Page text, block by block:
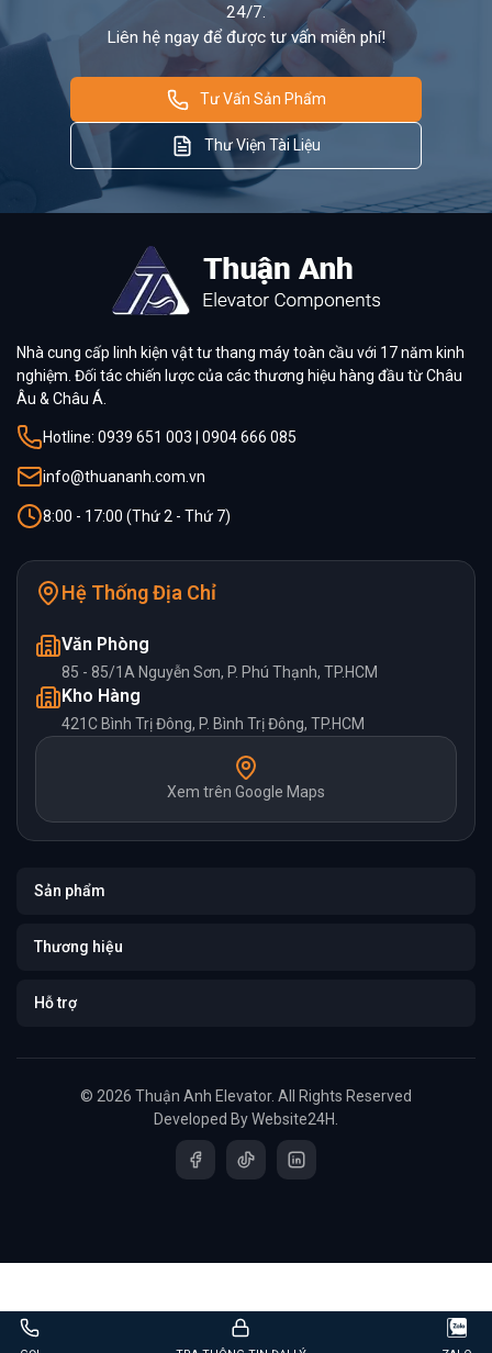
24/7.
Liên hệ ngay để được tư vấn miễn phí!
Tư Vấn Sản Phẩm
Thư Viện Tài Liệu
Nhà cung cấp linh kiện vật tư thang máy toàn cầu với 17 năm kinh
nghiệm. Đối tác chiến lược của các thương hiệu hàng đầu từ Châu
Âu & Châu Á.
Hotline: 0939 651 003 | 0904 666 085
info@thuananh.com.vn
8:00 - 17:00 (Thứ 2 - Thứ 7)
Hệ Thống Địa Chỉ
Văn Phòng
85 - 85/1A Nguyễn Sơn, P. Phú Thạnh, TP.HCM
Kho Hàng
421C Bình Trị Đông, P. Bình Trị Đông, TP.HCM
Xem trên Google Maps
Sản phẩm
Thương hiệu
Hỗ trợ
© 2026 Thuận Anh Elevator. All Rights Reserved
Developed ByWebsite24H